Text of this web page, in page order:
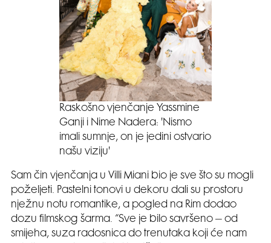
Raskošno vjenčanje Yassmine
Ganji i Nime Nadera: 'Nismo
imali sumnje, on je jedini ostvario
našu viziju'
Sam čin vjenčanja u Villi Miani bio je sve što su mogli
poželjeti. Pastelni tonovi u dekoru dali su prostoru
nježnu notu romantike, a pogled na Rim dodao
dozu filmskog šarma. “Sve je bilo savršeno – od
smijeha, suza radosnica do trenutaka koji će nam